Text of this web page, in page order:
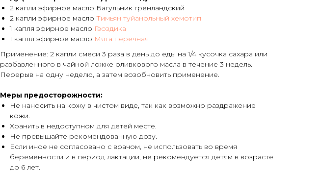
2 капли эфирное масло Багульник гренландский
2 капли эфирное масло Тимьян туйанольный хемотип
1 капля эфирное масло Гвоздика
1 капля эфирное масло Мята перечная
Применение: 2 капли смеси 3 раза в день до еды на 1/4 кусочка сахара или
разбавленного в чайной ложке оливкового масла в течение 3 недель.
Перерыв на одну неделю, а затем возобновить применение.
Меры предосторожности:
Не наносить на кожу в чистом виде, так как возможно раздражение
кожи.
Хранить в недоступном для детей месте.
Не превышайте рекомендованную дозу.
Если иное не согласовано с врачом, не использовать во время
беременности и в период лактации, не рекомендуется детям в возрасте
до 6 лет.